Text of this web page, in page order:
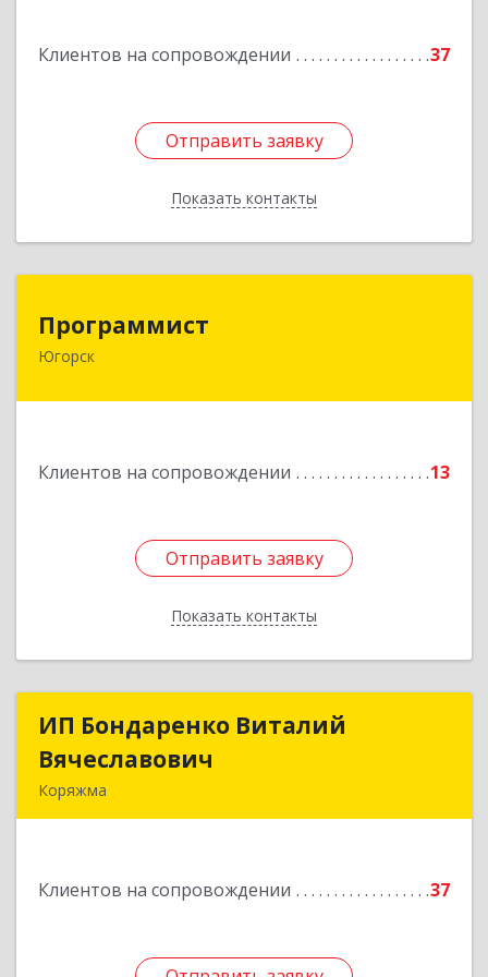
Клиентов на сопровождении 37
Отправить заявку
Показать контакты
Отправить заявку
Назад
Программист
Югорск
Клиентов на сопровождении 13
Отправить заявку
Показать контакты
628264, Ханты-Мансийский Автономный округ
Подробнее
Отправить заявку
Назад
ИП Бондаренко Виталий
Вячеславович
Коряжма
Клиентов на сопровождении 37
ИП Бондаренко Виталий
Подробнее